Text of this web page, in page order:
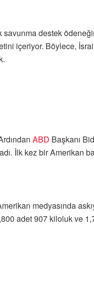
savunma destek
içeriyor. Böylece,
ABD Başkanı
İlk kez bir Amerikan
medyasında
adet 907 kiloluk ve